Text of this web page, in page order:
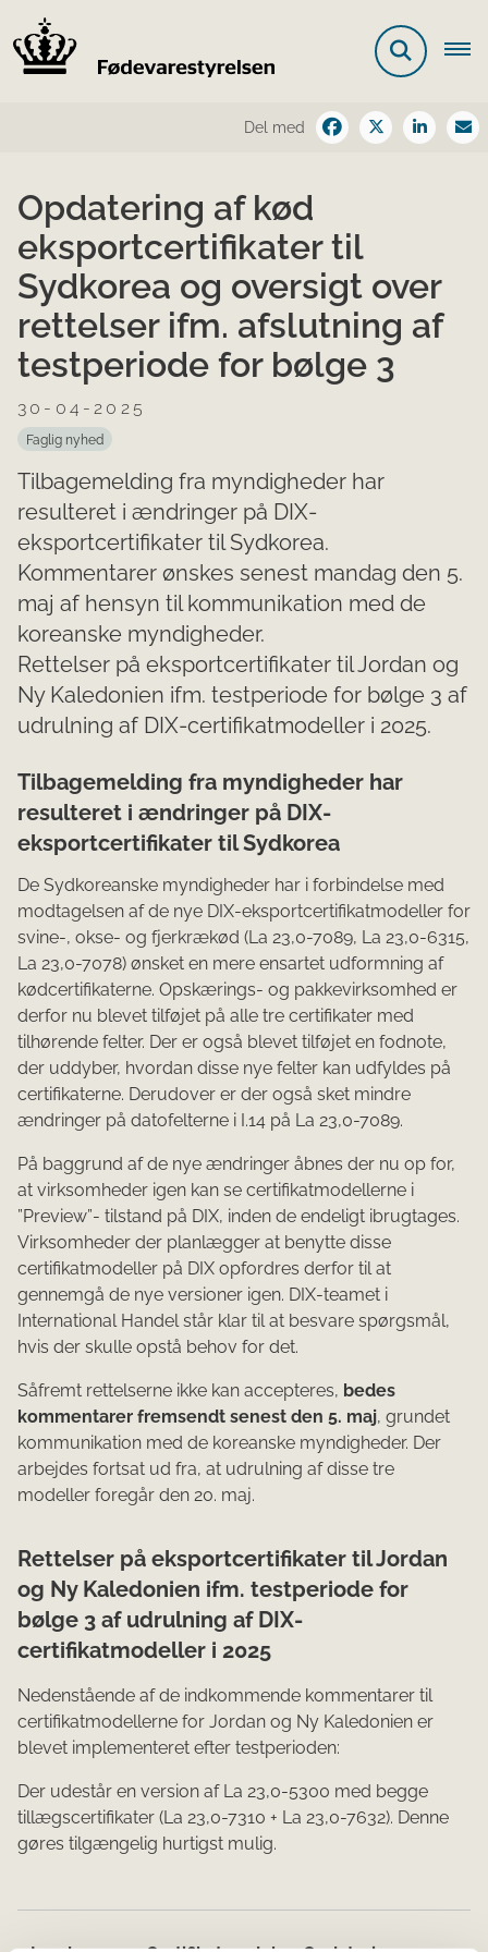
Del med
Opdatering af kød
eksportcertifikater til
Sydkorea og oversigt over
rettelser ifm. afslutning af
testperiode for bølge 3
30-04-2025
Faglig nyhed
Tilbagemelding fra myndigheder har
resulteret i ændringer på DIX-
eksportcertifikater til Sydkorea.
Kommentarer ønskes senest mandag den 5.
maj af hensyn til kommunikation med de
koreanske myndigheder.
Rettelser på eksportcertifikater til Jordan og
Ny Kaledonien ifm. testperiode for bølge 3 af
udrulning af DIX-certifikatmodeller i 2025.
Tilbagemelding fra myndigheder har
resulteret i ændringer på DIX-
eksportcertifikater til Sydkorea
De Sydkoreanske myndigheder har i forbindelse med
modtagelsen af de nye DIX-eksportcertifikatmodeller for
svine-, okse- og fjerkrækød (La 23,0-7089, La 23,0-6315,
La 23,0-7078) ønsket en mere ensartet udformning af
kødcertifikaterne. Opskærings- og pakkevirksomhed er
derfor nu blevet tilføjet på alle tre certifikater med
tilhørende felter. Der er også blevet tilføjet en fodnote,
der uddyber, hvordan disse nye felter kan udfyldes på
certifikaterne. Derudover er der også sket mindre
ændringer på datofelterne i I.14 på La 23,0-7089.
På baggrund af de nye ændringer åbnes der nu op for,
at virksomheder igen kan se certifikatmodellerne i
”Preview”- tilstand på DIX, inden de endeligt ibrugtages.
Virksomheder der planlægger at benytte disse
certifikatmodeller på DIX opfordres derfor til at
gennemgå de nye versioner igen. DIX-teamet i
International Handel står klar til at besvare spørgsmål,
hvis der skulle opstå behov for det.
Såfremt rettelserne ikke kan accepteres, bedes
kommentarer fremsendt senest den 5. maj, grundet
kommunikation med de koreanske myndigheder. Der
arbejdes fortsat ud fra, at udrulning af disse tre
modeller foregår den 20. maj.
Rettelser på eksportcertifikater til Jordan
og Ny Kaledonien ifm. testperiode for
bølge 3 af udrulning af DIX-
certifikatmodeller i 2025
Nedenstående af de indkommende kommentarer til
certifikatmodellerne for Jordan og Ny Kaledonien er
blevet implementeret efter testperioden:
Der udestår en version af La 23,0-5300 med begge
tillægscertifikater (La 23,0-7310 + La 23,0-7632). Denne
gøres tilgængelig hurtigst mulig.